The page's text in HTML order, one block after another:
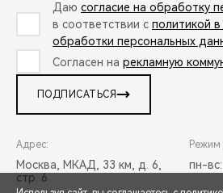
Даю согласие на обработку
в соответствии с политикой
обработки персональных
Согласен на рекламную
ПОДПИСАТЬСЯ
Адрес:
Москва, МКАД, 33 км, д. 6,
стр. 6
Режим
пн-